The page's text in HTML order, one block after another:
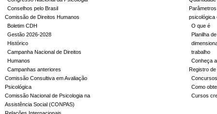
Conselhos pelo Brasil
Comissão de Direitos Humanos
Boletim CDH
Gestão 2026-2028
Histórico
Campanha Nacional de Direitos
Humanos
Campanhas anteriores
Comissão Consultiva em Avaliação
Psicológica
Comissão Nacional de Psicologia na
Assistência Social (CONPAS)
psicológica
O que é
Planilha
trabalho
Conheça
Registro
Concursos
Como
Cursos